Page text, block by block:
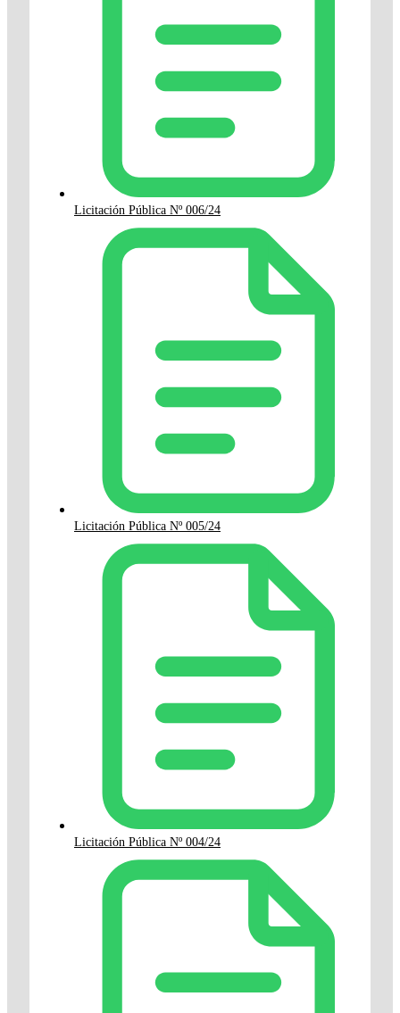
Licitación Pública Nº 006/24
Licitación Pública Nº 005/24
Licitación Pública Nº 004/24